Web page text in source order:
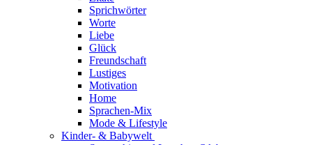
Sprichwörter
Worte
Liebe
Glück
Freundschaft
Lustiges
Motivation
Home
Sprachen-Mix
Mode & Lifestyle
Kinder- & Babywelt